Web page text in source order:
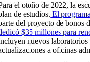
el otoño de 2022, la
de estudios. El
del proyecto de bonos
$35 millones para
nuevos
a oficinas